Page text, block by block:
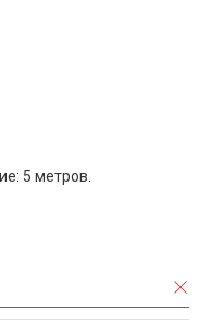
5 метров.